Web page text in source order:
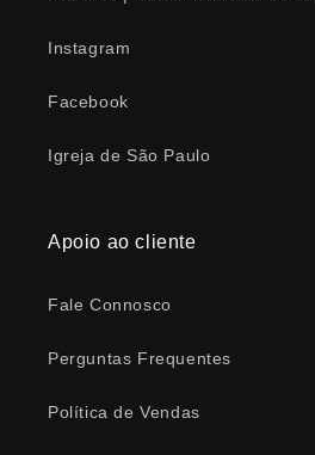
Instagram
Facebook
Igreja de São Paulo
Apoio ao cliente
Fale Connosco
Perguntas Frequentes
Política de Vendas